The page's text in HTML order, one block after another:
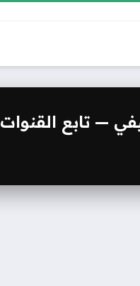
— تابع القنوات